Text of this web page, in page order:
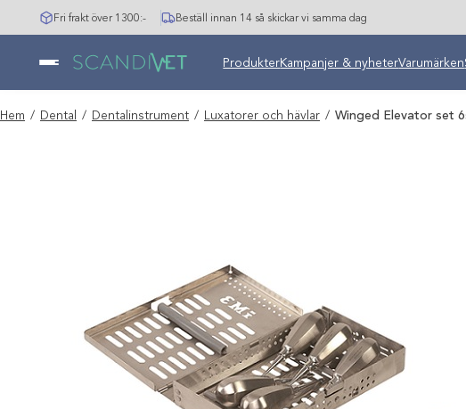
Hoppa
till
Fri frakt över 1300:- Beställ innan 14 så skickar vi samma dag
Undermeny stängd: Varumärken
ProdukterKampanjer & nyheterVarumärken
Hem / Dental / Dentalinstrument / Luxatorer och hävlar / Winged Elevator set